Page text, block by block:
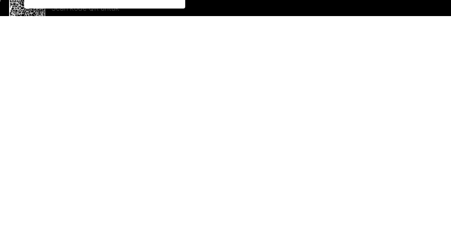
Scan kode QR untuk
mengunduh sekarang!